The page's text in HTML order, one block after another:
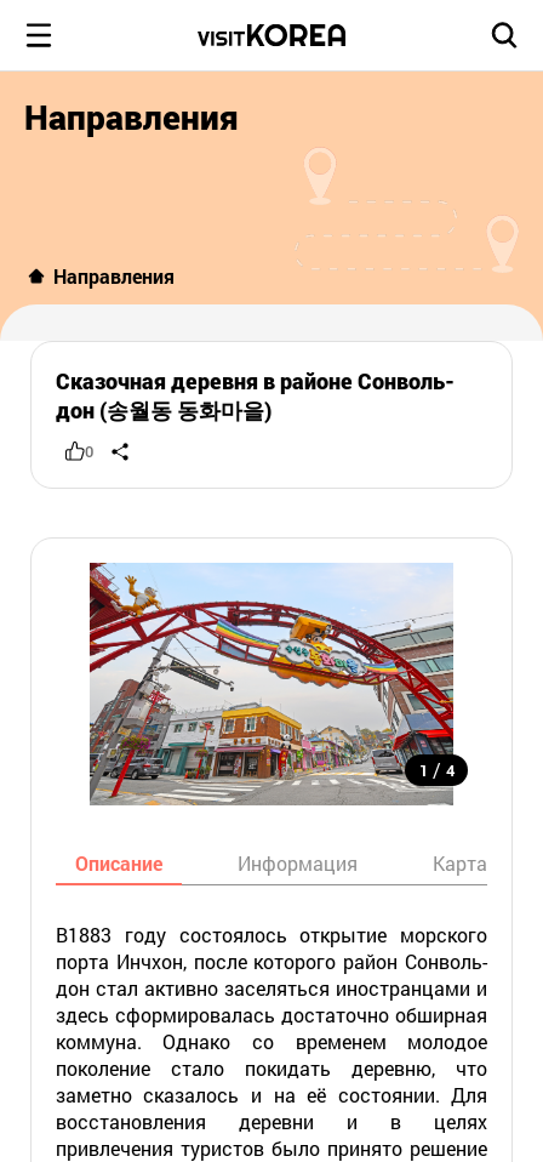
Направления
Направления
Сказочная деревня в районе Сонволь-
дон (송월동 동화마을)
0
1 / 4
Описание Информация Карта
В1883 году состоялось открытие морского
порта Инчхон, после которого район Сонволь-
дон стал активно заселяться иностранцами и
здесь сформировалась достаточно обширная
коммуна. Однако со временем молодое
поколение стало покидать деревню, что
заметно сказалось и на её состоянии. Для
восстановления деревни и в целях
привлечения туристов было принято решение